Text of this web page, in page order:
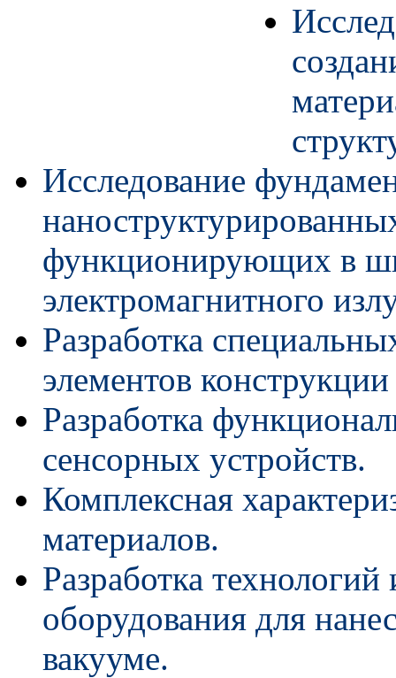
Исследование
функционирующих в
электромагнитного
Разработка
элементов
Разработка
сенсорных устройств.
Комплексная
материалов.
Разработка технологий
оборудования для
вакууме.